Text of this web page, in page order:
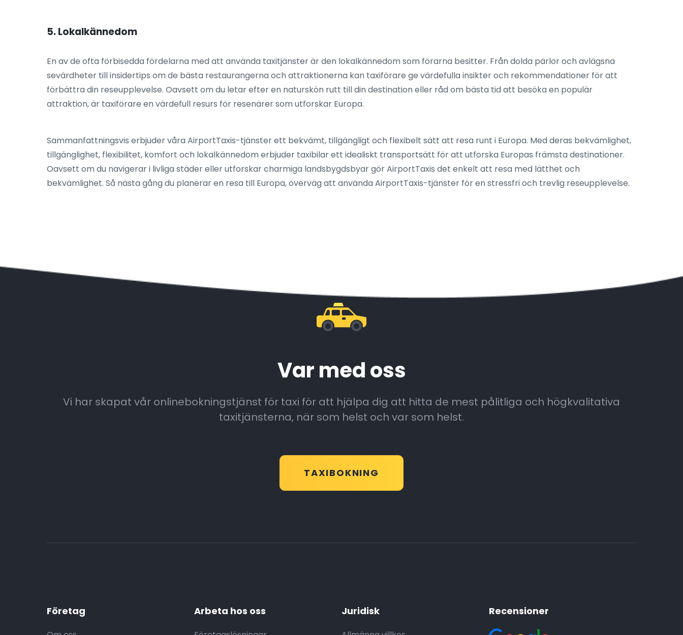
5. Lokalkännedom
En av de ofta förbisedda fördelarna med att använda taxitjänster är den lokalkännedom som förarna besitter. Från dolda pärlor och avlägsna
sevärdheter till insidertips om de bästa restaurangerna och attraktionerna kan taxiförare ge värdefulla insikter och rekommendationer för att
förbättra din reseupplevelse. Oavsett om du letar efter en naturskön rutt till din destination eller råd om bästa tid att besöka en populär
attraktion, är taxiförare en värdefull resurs för resenärer som utforskar Europa.
Sammanfattningsvis erbjuder våra AirportTaxis-tjänster ett bekvämt, tillgängligt och flexibelt sätt att resa runt i Europa. Med deras bekvämlighet,
tillgänglighet, flexibilitet, komfort och lokalkännedom erbjuder taxibilar ett idealiskt transportsätt för att utforska Europas främsta destinationer.
Oavsett om du navigerar i livliga städer eller utforskar charmiga landsbygdsbyar gör AirportTaxis det enkelt att resa med lätthet och
bekvämlighet. Så nästa gång du planerar en resa till Europa, överväg att använda AirportTaxis-tjänster för en stressfri och trevlig reseupplevelse.
Var med oss
Vi har skapat vår onlinebokningstjänst för taxi för att hjälpa dig att hitta de mest pålitliga och högkvalitativa
taxitjänsterna, när som helst och var som helst.
TAXIBOKNING
Företag Arbeta hos oss Juridisk Recensioner